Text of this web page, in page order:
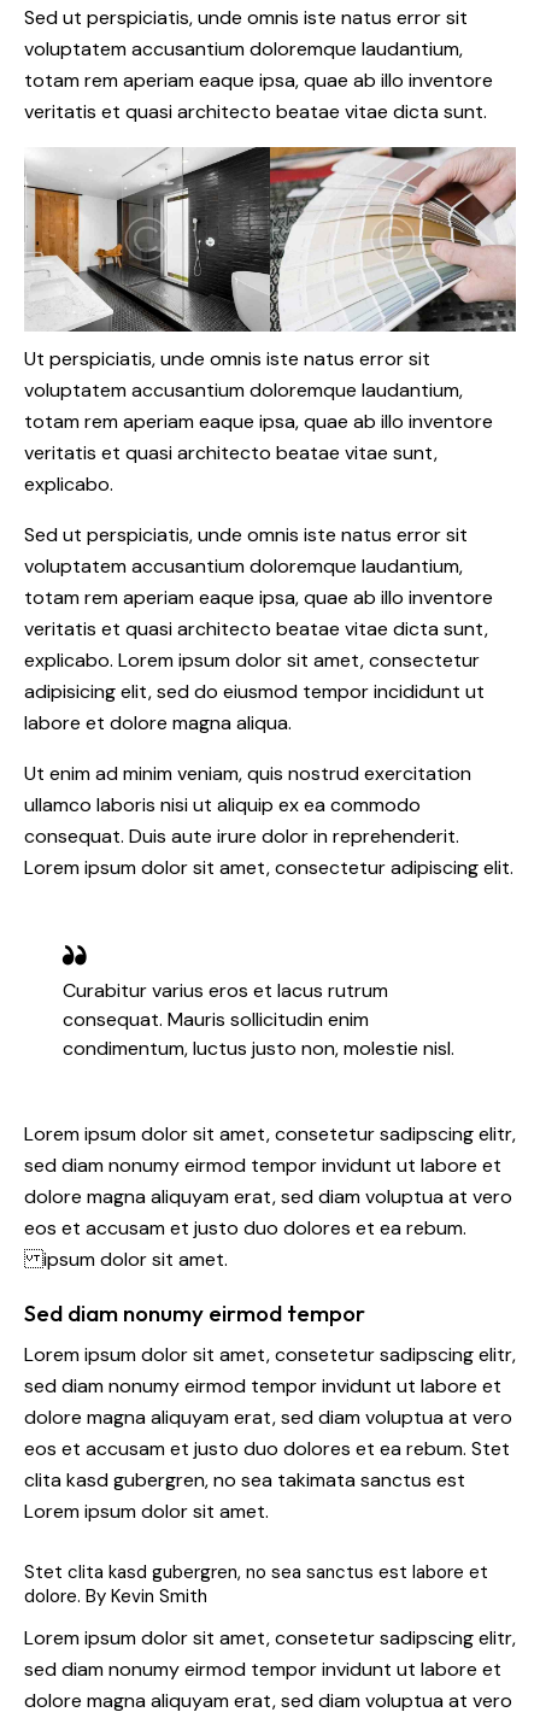
Sed ut perspiciatis, unde omnis iste natus error sit
voluptatem accusantium doloremque laudantium,
totam rem aperiam eaque ipsa, quae ab illo inventore
veritatis et quasi architecto beatae vitae dicta sunt.
Ut perspiciatis, unde omnis iste natus error sit
voluptatem accusantium doloremque laudantium,
totam rem aperiam eaque ipsa, quae ab illo inventore
veritatis et quasi architecto beatae vitae sunt,
explicabo.
Sed ut perspiciatis, unde omnis iste natus error sit
voluptatem accusantium doloremque laudantium,
totam rem aperiam eaque ipsa, quae ab illo inventore
veritatis et quasi architecto beatae vitae dicta sunt,
explicabo. Lorem ipsum dolor sit amet, consectetur
adipisicing elit, sed do eiusmod tempor incididunt ut
labore et dolore magna aliqua.
Ut enim ad minim veniam, quis nostrud exercitation
ullamco laboris nisi ut aliquip ex ea commodo
consequat. Duis aute irure dolor in reprehenderit.
Lorem ipsum dolor sit amet, consectetur adipiscing elit.
Curabitur varius eros et lacus rutrum
consequat. Mauris sollicitudin enim
condimentum, luctus justo non, molestie nisl.
Lorem ipsum dolor sit amet, consetetur sadipscing elitr,
sed diam nonumy eirmod tempor invidunt ut labore et
dolore magna aliquyam erat, sed diam voluptua at vero
eos et accusam et justo duo dolores et ea rebum.
ipsum dolor sit amet.
Sed diam nonumy eirmod tempor
Lorem ipsum dolor sit amet, consetetur sadipscing elitr,
sed diam nonumy eirmod tempor invidunt ut labore et
dolore magna aliquyam erat, sed diam voluptua at vero
eos et accusam et justo duo dolores et ea rebum. Stet
clita kasd gubergren, no sea takimata sanctus est
Lorem ipsum dolor sit amet.
Stet clita kasd gubergren, no sea sanctus est labore et
dolore. By Kevin Smith
Lorem ipsum dolor sit amet, consetetur sadipscing elitr,
sed diam nonumy eirmod tempor invidunt ut labore et
dolore magna aliquyam erat, sed diam voluptua at vero